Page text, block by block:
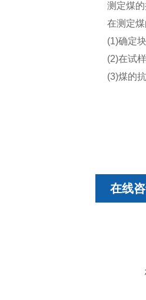
测定煤
在测定
(1)确定
(2)在试
(3)煤的
在线